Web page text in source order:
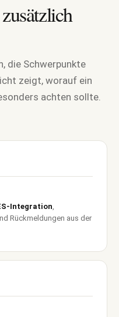
die Schwerpunkte
zeigt, worauf ein
achten sollte.
Integration,
Rückmeldungen aus der